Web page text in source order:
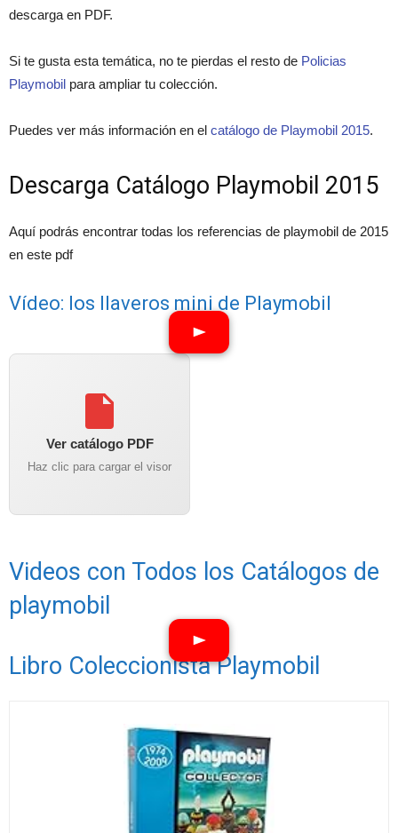
descarga en PDF.
Si te gusta esta temática, no te pierdas el resto de Policias
Playmobil para ampliar tu colección.
Puedes ver más información en el catálogo de Playmobil 2015.
Descarga Catálogo Playmobil 2015
Aquí podrás encontrar todas los referencias de playmobil de 2015
en este pdf
Vídeo: los llaveros mini de Playmobil
Ver catálogo PDF
Haz clic para cargar el visor
Videos con Todos los Catálogos de
playmobil
Libro Coleccionista Playmobil